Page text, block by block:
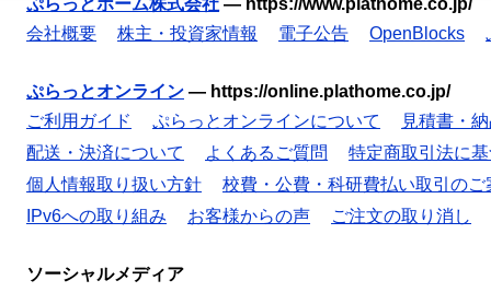
会社概要
株主・投資家情報 電子公告 OpenBlocks
ぷらっとオンライン — https://online.plathome.co.jp/
ご利用ガイド
ぷらっとオンラインについて
見積書・
配送・決済について
よくあるご質問
特定商取引法に
個人情報取り扱い方針
校費・公費・科研費払い取引のご
IPv6への取り組み
お客様からの声 ご注文の取り消し
ソーシャルメディア